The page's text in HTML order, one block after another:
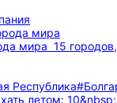
мира 15
Республика